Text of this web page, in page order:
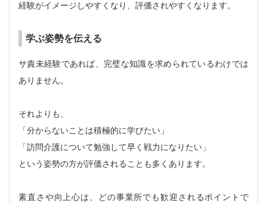
経験がイメージしやすくなり、評価されやすくなります。
学ぶ姿勢を伝える
サ責未経験であれば、完璧な知識を求められているわけでは
ありません。
それよりも、
「分からないことは積極的に学びたい」
「訪問介護について勉強して早く戦力になりたい」
という姿勢の方が評価されることも多くあります。
素直さや向上心は、どの事業所でも歓迎されるポイントで